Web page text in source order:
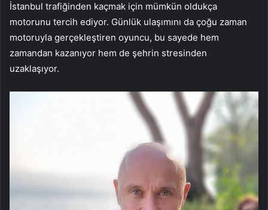
İstanbul trafiğinden kaçmak için mümkün oldukça
motorunu tercih ediyor. Günlük ulaşımını da çoğu zaman
motoruyla gerçekleştiren oyuncu, bu sayede hem
zamandan kazanıyor hem de şehrin stresinden
uzaklaşıyor.